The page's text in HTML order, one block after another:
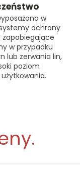
w
ochrony
zapobiegające
w przypadku
lub zerwania lin,
poziom